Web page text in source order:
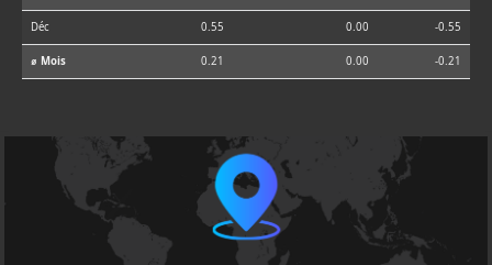
Déc 0.55 0.00 -0.55
⌀ Mois 0.21 0.00 -0.21